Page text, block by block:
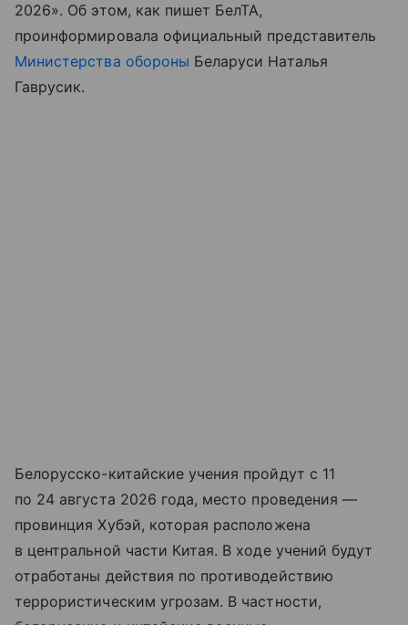
2026». Об этом, как пишет БелТА,
проинформировала официальный представитель
Министерства обороны Беларуси Наталья
Гаврусик.
Белорусско-китайские учения пройдут с 11
по 24 августа 2026 года, место проведения —
провинция Хубэй, которая расположена
в центральной части Китая. В ходе учений будут
отработаны действия по противодействию
террористическим угрозам. В частности,